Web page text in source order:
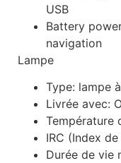
USB
Battery
navigation
Lampe
Type: lampe
Livrée avec:
Température
IRC (Index
Durée de vie